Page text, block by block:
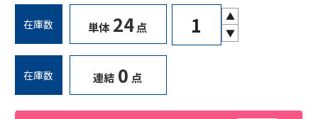
在庫数 単体 24 点
▲
▼
在庫数 連結 0 点